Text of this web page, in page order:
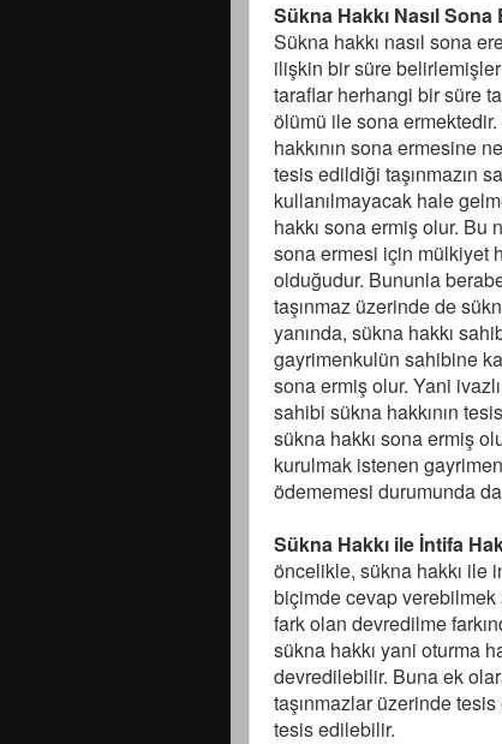
Sükna Hakkı Nasıl Sona
Sükna hakkı nasıl sona
ilişkin bir süre
taraflar herhangi bir süre
ölümü ile sona
hakkının sona ermesine
tesis edildiği taşınmazın
kullanılmayacak hale
hakkı sona ermiş olur. Bu
sona ermesi için mülkiyet
olduğudur. Bununla
taşınmaz üzerinde de
yanında, sükna hakkı
gayrimenkulün sahibine
sona ermiş olur. Yani
sahibi sükna hakkının
sükna hakkı sona ermiş
kurulmak istenen
ödememesi durumunda
Sükna Hakkı ile İntifa
öncelikle, sükna hakkı ile
biçimde cevap verebilmek
fark olan devredilme
sükna hakkı yani oturma
devredilebilir. Buna ek
taşınmazlar üzerinde
tesis edilebilir.